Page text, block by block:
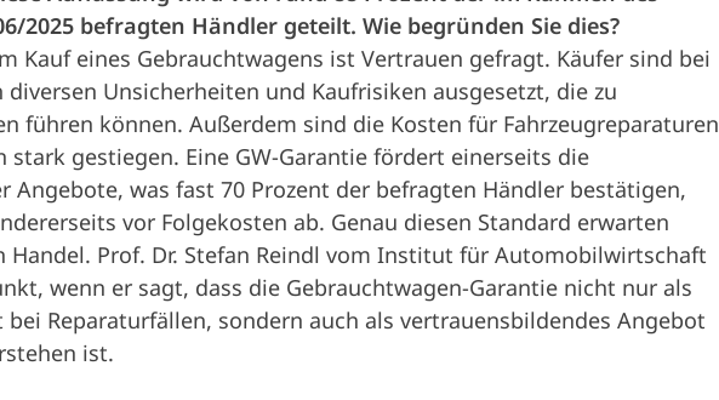
Serwis i
wsparcie
techniczne
Firma
2025 befragten Händler geteilt. Wie begründen Sie dies?
Kauf eines Gebrauchtwagens ist Vertrauen gefragt. Käufer sind bei
diversen Unsicherheiten und Kaufrisiken ausgesetzt, die zu
führen können. Außerdem sind die Kosten für Fahrzeugreparaturen
stark gestiegen. Eine GW-Garantie fördert einerseits die
Angebote, was fast 70 Prozent der befragten Händler bestätigen,
vor Folgekosten ab. Genau diesen Standard erwarten
Handel. Prof. Dr. Stefan Reindl vom Institut für Automobilwirtschaft
wenn er sagt, dass die Gebrauchtwagen-Garantie nicht nur als
Reparaturfällen, sondern auch als vertrauensbildendes Angebot
ist.